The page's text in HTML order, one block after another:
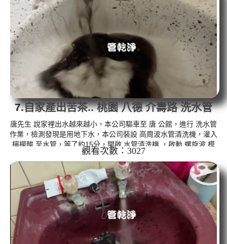
黑色管垢，洗出來的水會跟石油一樣黑，有些洗出綠色的水，是因
為裡面有銅的物質，生鏽產生銅綠，如是藍色的水，是因為水龍頭
7.自家產出苦茶.. 桃園 八德 介壽路 洗水管
唐先生 說家裡出水越來越小，本公司驅車至 唐 公館，進行 洗水管
作業，檢測發現是用地下水，本公司裝設 高周波水管清洗機，灌入
檸檬酸 至水管，等了約15分，開啟 水管清洗機 ，啟動 螺旋波 模
式，一洗就流出黑水，看起來像是苦茶，四個多小時後，出水量恢
復正常了。 如是自來水，如水管老化，會產生鐵鏽跟泥沙堆積，洗
出來的水就會是咖啡色，地下水含有氧化錳，管壁上會結成黑色管
垢，洗出來的水會跟石油一樣黑，有些洗出綠色的水，是因為裡面
有銅的物質，生鏽產生銅綠，如是藍色的水，是因為水龍頭合金的
養化造成...
觀看次數：3027